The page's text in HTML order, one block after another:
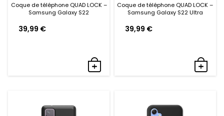
Coque de téléphone QUAD LOCK –
Samsung Galaxy S22
39,99 €
Coque de téléphone QUAD LOCK –
Samsung Galaxy S22 Ultra
39,99 €